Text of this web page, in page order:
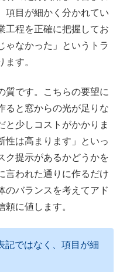
項目が細かく分かれてい
工程を正確に把握してお
ゃなかった」というトラ
す。
質です。こちらの要望に
ると窓からの光が足りな
と少しコストがかかりま
性は高まります」といっ
ク提示があるかどうかを
言われた通りに作るだけ
のバランスを考えてアド
に値します。
記ではなく、項目が細